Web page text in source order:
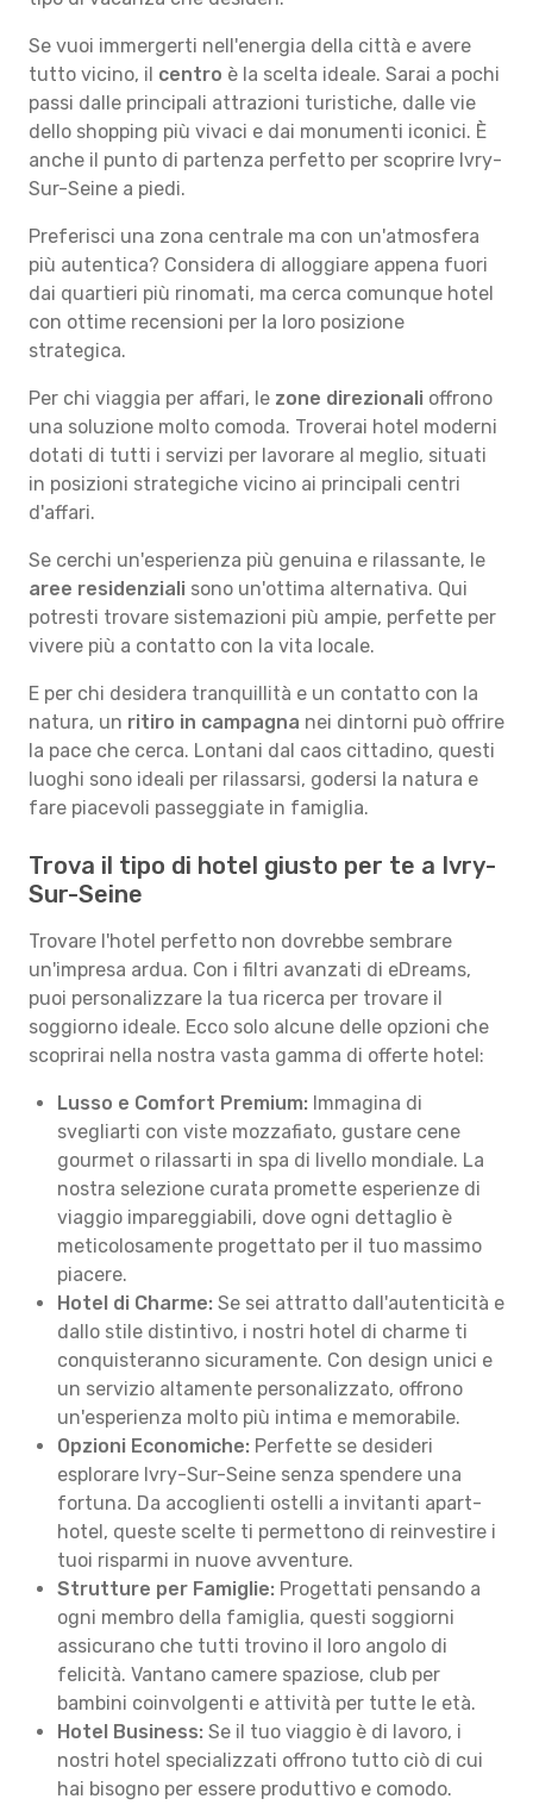
Se vuoi immergerti nell'energia della città e avere
tutto vicino, il centro è la scelta ideale. Sarai a pochi
passi dalle principali attrazioni turistiche, dalle vie
dello shopping più vivaci e dai monumenti iconici. È
anche il punto di partenza perfetto per scoprire Ivry-
Sur-Seine a piedi.
Preferisci una zona centrale ma con un'atmosfera
più autentica? Considera di alloggiare appena fuori
dai quartieri più rinomati, ma cerca comunque hotel
con ottime recensioni per la loro posizione
strategica.
Per chi viaggia per affari, le zone direzionali offrono
una soluzione molto comoda. Troverai hotel moderni
dotati di tutti i servizi per lavorare al meglio, situati
in posizioni strategiche vicino ai principali centri
d'affari.
Se cerchi un'esperienza più genuina e rilassante, le
aree residenziali sono un'ottima alternativa. Qui
potresti trovare sistemazioni più ampie, perfette per
vivere più a contatto con la vita locale.
E per chi desidera tranquillità e un contatto con la
natura, un ritiro in campagna nei dintorni può offrire
la pace che cerca. Lontani dal caos cittadino, questi
luoghi sono ideali per rilassarsi, godersi la natura e
fare piacevoli passeggiate in famiglia.
Trova il tipo di hotel giusto per te a Ivry-
Sur-Seine
Trovare l'hotel perfetto non dovrebbe sembrare
un'impresa ardua. Con i filtri avanzati di eDreams,
puoi personalizzare la tua ricerca per trovare il
soggiorno ideale. Ecco solo alcune delle opzioni che
scoprirai nella nostra vasta gamma di offerte hotel:
Lusso e Comfort Premium: Immagina di
svegliarti con viste mozzafiato, gustare cene
gourmet o rilassarti in spa di livello mondiale. La
nostra selezione curata promette esperienze di
viaggio impareggiabili, dove ogni dettaglio è
meticolosamente progettato per il tuo massimo
piacere.
Hotel di Charme: Se sei attratto dall'autenticità e
dallo stile distintivo, i nostri hotel di charme ti
conquisteranno sicuramente. Con design unici e
un servizio altamente personalizzato, offrono
un'esperienza molto più intima e memorabile.
Opzioni Economiche: Perfette se desideri
esplorare Ivry-Sur-Seine senza spendere una
fortuna. Da accoglienti ostelli a invitanti apart-
hotel, queste scelte ti permettono di reinvestire i
tuoi risparmi in nuove avventure.
Strutture per Famiglie: Progettati pensando a
ogni membro della famiglia, questi soggiorni
assicurano che tutti trovino il loro angolo di
felicità. Vantano camere spaziose, club per
bambini coinvolgenti e attività per tutte le età.
Hotel Business: Se il tuo viaggio è di lavoro, i
nostri hotel specializzati offrono tutto ciò di cui
hai bisogno per essere produttivo e comodo.